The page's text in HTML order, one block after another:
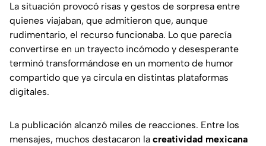
La situación provocó risas y gestos de sorpresa entre
quienes viajaban, que admitieron que, aunque
rudimentario, el recurso funcionaba. Lo que parecía
convertirse en un trayecto incómodo y desesperante
terminó transformándose en un momento de humor
compartido que ya circula en distintas plataformas
digitales.
La publicación alcanzó miles de reacciones. Entre los
mensajes, muchos destacaron la creatividad mexicana